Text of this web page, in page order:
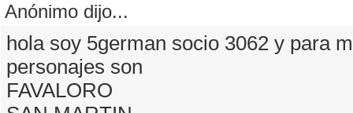
Anónimo dijo...
hola soy 5german socio 3062 y para
personajes son
FAVALORO